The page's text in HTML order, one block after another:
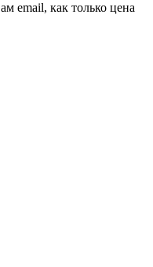
email, как только цена